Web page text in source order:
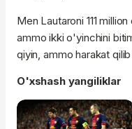
Men Lautaroni 111
ammo ikki o'yinchini
qiyin, ammo harakat
O'xshash yangiliklar